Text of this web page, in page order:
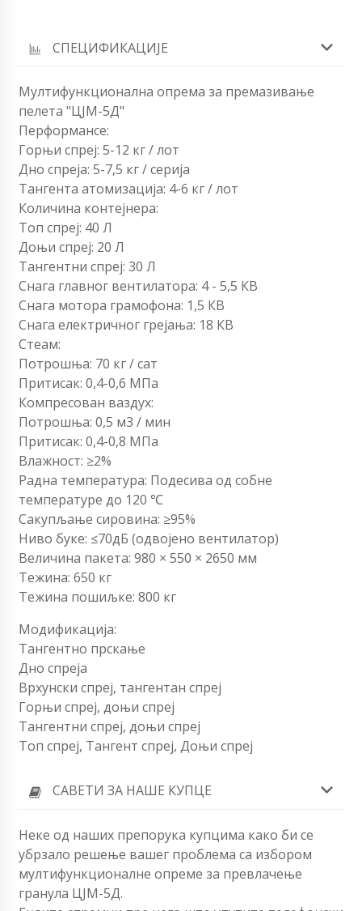
СПЕЦИФИКАЦИЈЕ
Мултифункционална опрема за премазивање
пелета "ЦЈМ-5Д"
Перформансе:
Горњи спреј: 5-12 кг / лот
Дно спреја: 5-7,5 кг / серија
Тангента атомизација: 4-6 кг / лот
Количина контејнера:
Топ спреј: 40 Л
Доњи спреј: 20 Л
Тангентни спреј: 30 Л
Снага главног вентилатора: 4 - 5,5 КВ
Снага мотора грамофона: 1,5 КВ
Снага електричног грејања: 18 КВ
Стеам:
Потрошња: 70 кг / сат
Притисак: 0,4-0,6 МПа
Компресован ваздух:
Потрошња: 0,5 м3 / мин
Притисак: 0,4-0,8 МПа
Влажност: ≥2%
Радна температура: Подесива од собне
температуре до 120 ℃
Сакупљање сировина: ≥95%
Ниво буке: ≤70дБ (одвојено вентилатор)
Величина пакета: 980 × 550 × 2650 мм
Тежина: 650 кг
Тежина пошиљке: 800 кг
Модификација:
Тангентно прскање
Дно спреја
Врхунски спреј, тангентан спреј
Горњи спреј, доњи спреј
Тангентни спреј, доњи спреј
Топ спреј, Тангент спреј, Доњи спреј
САВЕТИ ЗА НАШЕ КУПЦЕ
Неке од наших препорука купцима како би се
убрзало решење вашег проблема са избором
мултифункционалне опреме за превлачење
гранула ЦЈМ-5Д.